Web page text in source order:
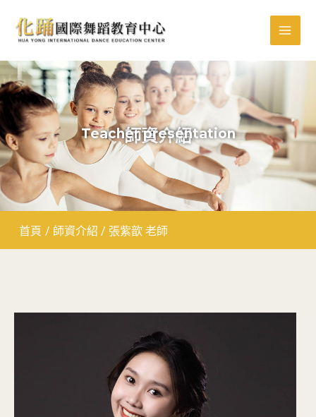
要
內
容
師資介紹
Teacher presentation
首頁 / 師資介紹 / 張紫歆 老師